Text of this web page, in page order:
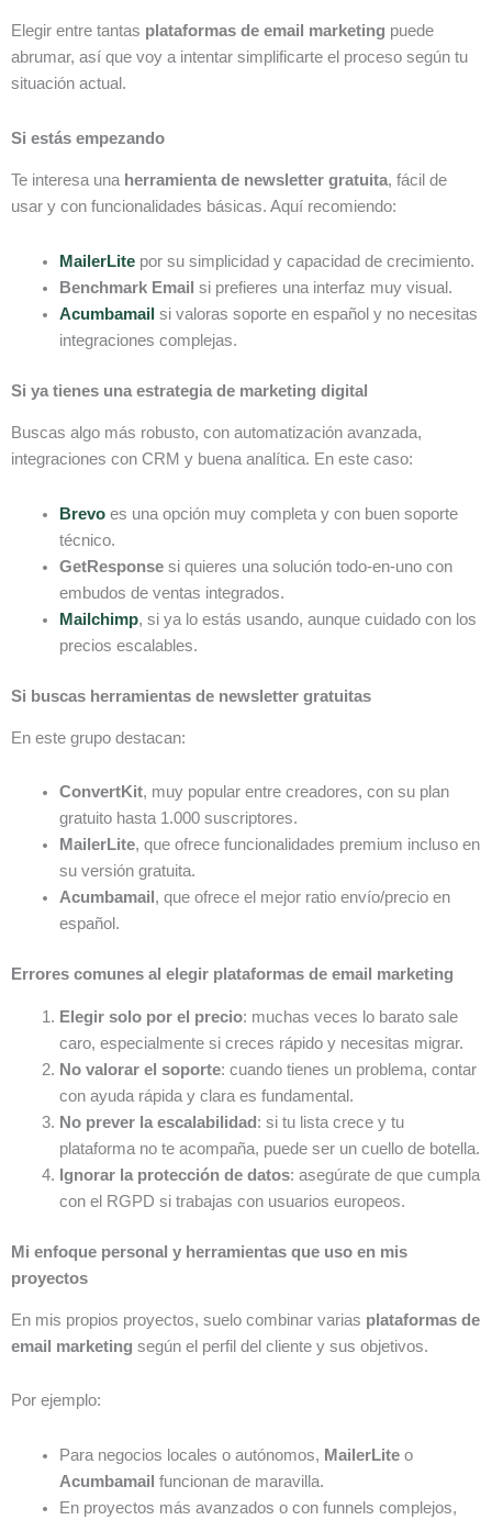
Elegir entre tantas plataformas de email marketing puede
abrumar, así que voy a intentar simplificarte el proceso según tu
situación actual.
Si estás empezando
Te interesa una herramienta de newsletter gratuita, fácil de
usar y con funcionalidades básicas. Aquí recomiendo:
MailerLitepor su simplicidad y capacidad de crecimiento.
Benchmark Email si prefieres una interfaz muy visual.
Acumbamail si valoras soporte en español y no necesitas
integraciones complejas.
Si ya tienes una estrategia de marketing digital
Buscas algo más robusto, con automatización avanzada,
integraciones con CRM y buena analítica. En este caso:
Brevoes una opción muy completa y con buen soporte
técnico.
GetResponsesi quieres una solución todo-en-uno con
embudos de ventas integrados.
Mailchimp, si ya lo estás usando, aunque cuidado con los
precios escalables.
Si buscas herramientas de newsletter gratuitas
En este grupo destacan:
ConvertKit, muy popular entre creadores, con su plan
gratuito hasta 1.000 suscriptores.
MailerLite, que ofrece funcionalidades premium incluso en
su versión gratuita.
Acumbamail , que ofrece el mejor ratio envío/precio en
español.
Errores comunes al elegir plataformas de email marketing
Elegir solo por el precio: muchas veces lo barato sale
caro, especialmente si creces rápido y necesitas migrar.
No valorar el soporte: cuando tienes un problema, contar
con ayuda rápida y clara es fundamental.
No prever la escalabilidad : si tu lista crece y tu
plataforma no te acompaña, puede ser un cuello de botella.
Ignorar la protección de datos: asegúrate de que cumpla
con el RGPD si trabajas con usuarios europeos.
Mi enfoque personal y herramientas que uso en mis
proyectos
En mis propios proyectos, suelo combinar varias plataformas de
email marketing según el perfil del cliente y sus objetivos.
Por ejemplo:
Para negocios locales o autónomos, MailerLiteo
Acumbamail funcionan de maravilla.
En proyectos más avanzados o con funnels complejos,